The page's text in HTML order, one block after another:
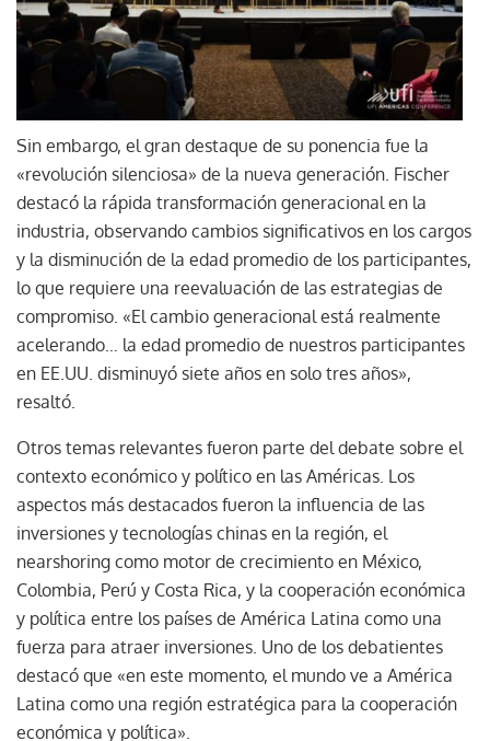
Sin embargo, el gran destaque de su ponencia fue la
«revolución silenciosa» de la nueva generación. Fischer
destacó la rápida transformación generacional en la
industria, observando cambios significativos en los cargos
y la disminución de la edad promedio de los participantes,
lo que requiere una reevaluación de las estrategias de
compromiso. «El cambio generacional está realmente
acelerando… la edad promedio de nuestros participantes
en EE.UU. disminuyó siete años en solo tres años»,
resaltó.
Otros temas relevantes fueron parte del debate sobre el
contexto económico y político en las Américas. Los
aspectos más destacados fueron la influencia de las
inversiones y tecnologías chinas en la región, el
nearshoring como motor de crecimiento en México,
Colombia, Perú y Costa Rica, y la cooperación económica
y política entre los países de América Latina como una
fuerza para atraer inversiones. Uno de los debatientes
destacó que «en este momento, el mundo ve a América
Latina como una región estratégica para la cooperación
económica y política».